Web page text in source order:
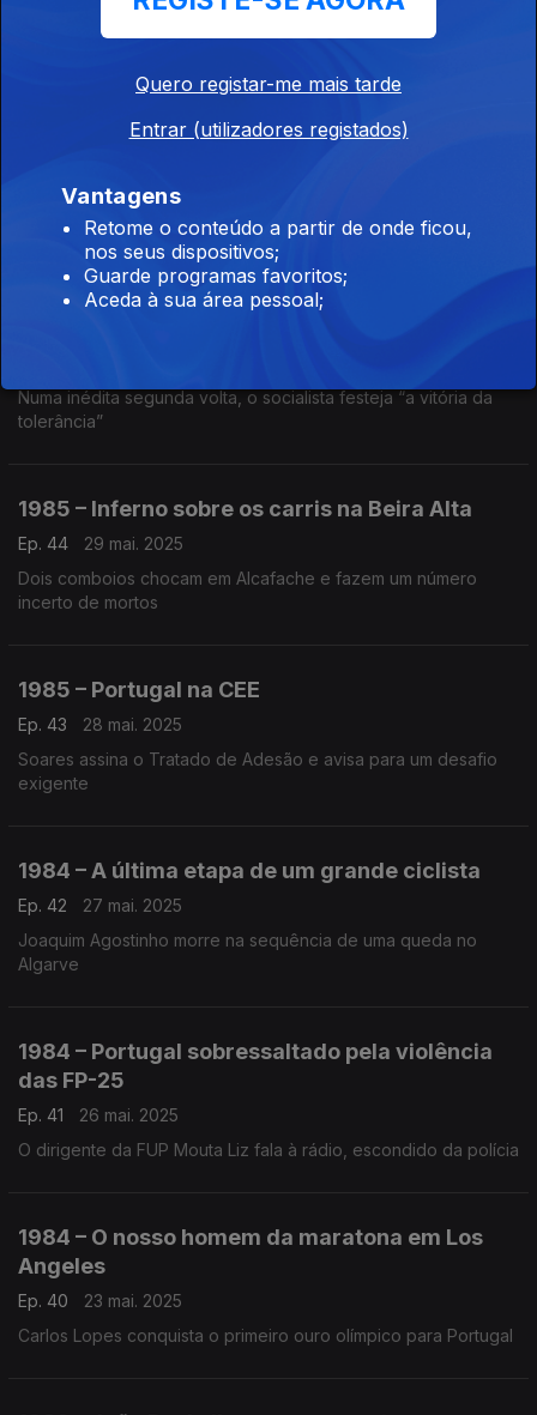
Um grande incêndio devasta a zona do Chiado
1986 – Desastre nuclear em Chernobyl
Os efeitos da explosão na central nuclear ainda se fazem
1986 – Soares derrota Freitas nas
Numa inédita segunda volta, o socialista festeja “a vitória da
tolerância”
1985 – Inferno sobre os carris na Beira Alta
Ep. 44
29 mai. 2025
Dois comboios chocam em Alcafache e fazem um número
incerto de mortos
1985 – Portugal na CEE
Ep. 43
28 mai. 2025
Soares assina o Tratado de Adesão e avisa para um desafio
exigente
1984 – A última etapa de um grande ciclista
Ep. 42
27 mai. 2025
Joaquim Agostinho morre na sequência de uma queda no
Algarve
1984 – Portugal sobressaltado pela violência
das FP-25
Ep. 41
26 mai. 2025
O dirigente da FUP Mouta Liz fala à rádio, escondido da polícia
1984 – O nosso homem da maratona em Los
Angeles
Ep. 40
23 mai. 2025
Carlos Lopes conquista o primeiro ouro olímpico para Portugal
Quero registar-me mais tarde
Entrar (utilizadores registados)
Vantagens
Retome o conteúdo a partir de onde ficou,
nos seus dispositivos;
Guarde programas favoritos;
Aceda à sua área pessoal;